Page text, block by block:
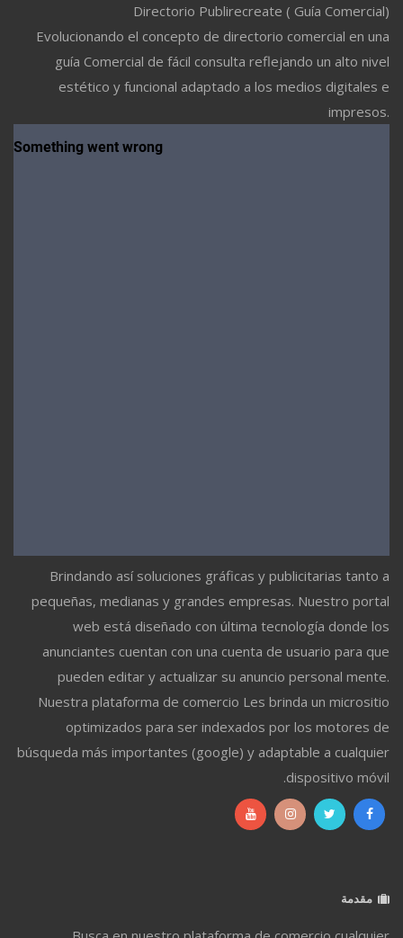
Directorio Publirecreate ( Guía Comercial)
Evolucionando el concepto de directorio comercial en una
guía Comercial de fácil consulta reflejando un alto nivel
estético y funcional adaptado a los medios digitales e
impresos.
Brindando así soluciones gráficas y publicitarias tanto a
pequeñas, medianas y grandes empresas. Nuestro portal
web está diseñado con última tecnología donde los
anunciantes cuentan con una cuenta de usuario para que
pueden editar y actualizar su anuncio personal mente.
Nuestra plataforma de comercio Les brinda un micrositio
optimizados para ser indexados por los motores de
búsqueda más importantes (google) y adaptable a cualquier
dispositivo móvil.
مقدمة